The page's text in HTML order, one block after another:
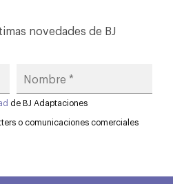
novedades de BJ
de BJ Adaptaciones
o comunicaciones comerciales